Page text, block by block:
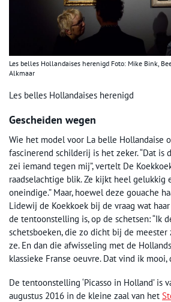
Les belles Hollandaises herenigd Foto: Mike Bink,
Alkmaar
Les belles Hollandaises herenigd
Gescheiden wegen
Wie het model voor La belle Hollandaise
fascinerend schilderij is het zeker. “Dat is
zei iemand tegen mij”, vertelt De
raadselachtige blik. Ze kijkt heel gelukkig
oneindige.” Maar, hoewel deze gouache
Lidewij de Koekkoek bij de vraag wat
de tentoonstelling is, op de schetsen: “Ik
schetsboeken, die zo dicht bij de
ze. En dan die afwisseling met de
klassieke Franse oeuvre. Dat vind ik mooi,
De tentoonstelling ‘Picasso in Holland’ is
augustus 2016 in de kleine zaal van het